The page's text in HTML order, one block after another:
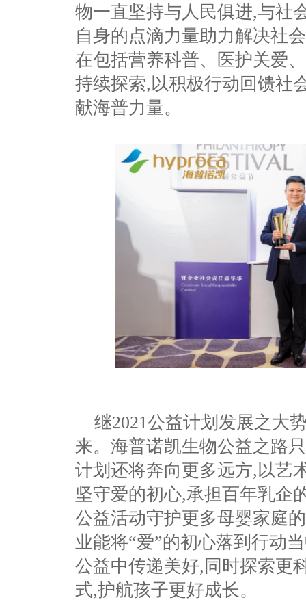
物一直坚持与人民俱进,与社
自身的点滴力量助力解决社
在包括营养科普、医护关爱
持续探索,以积极行动回馈社
献海普力量。
继2021公益计划发展之大
来。海普诺凯生物公益之路
计划还将奔向更多远方,以艺
坚守爱的初心,承担百年乳企
公益活动守护更多母婴家庭
业能将“爱”的初心落到行动
公益中传递美好,同时探索更
式,护航孩子更好成长。